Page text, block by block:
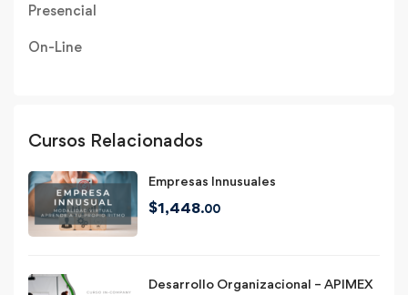
Presencial
On-Line
Cursos Relacionados
Empresas Innusuales
$1,448.00
Desarrollo Organizacional – APIMEX